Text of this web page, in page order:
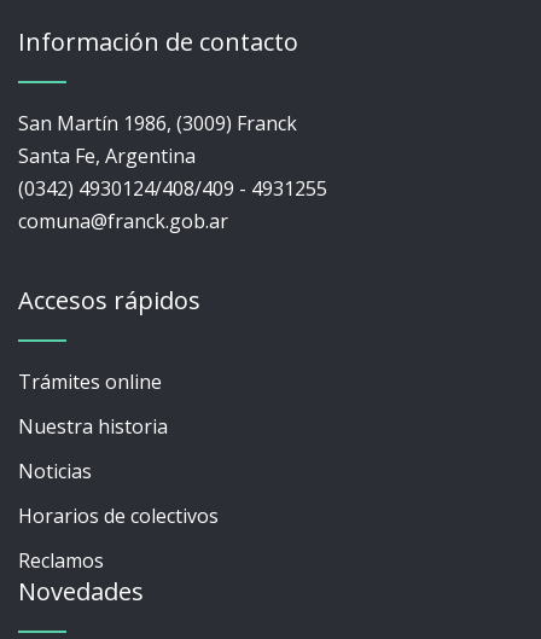
Información de contacto
San Martín 1986, (3009) Franck
Santa Fe, Argentina
(0342) 4930124/408/409 - 4931255
comuna@franck.gob.ar
Accesos rápidos
Trámites online
Nuestra historia
Noticias
Horarios de colectivos
Reclamos
Novedades